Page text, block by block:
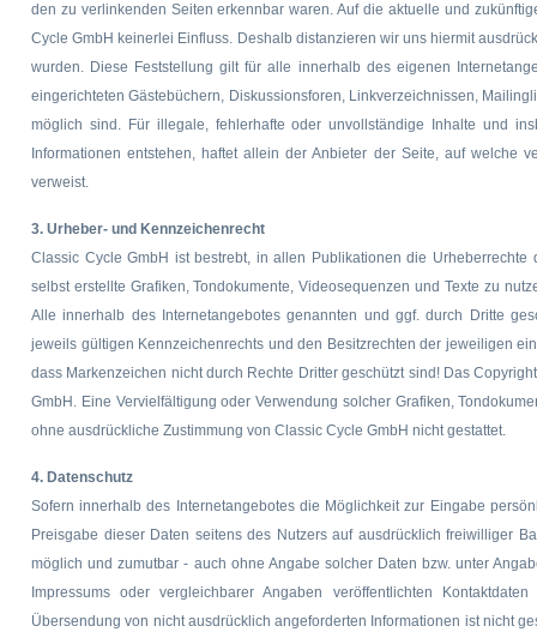
den zu verlinkenden Seiten erkennbar waren. Auf die aktuelle und
Cycle GmbH keinerlei Einfluss. Deshalb distanzieren wir uns hiermit
wurden. Diese Feststellung gilt für alle innerhalb des eigenen
eingerichteten Gästebüchern, Diskussionsforen, Linkverzeichnissen,
möglich sind. Für illegale, fehlerhafte oder unvollständige Inhalte und
Informationen entstehen, haftet allein der Anbieter der Seite, auf
verweist.
3. Urheber- und Kennzeichenrecht
Classic Cycle GmbH ist bestrebt, in allen Publikationen die
selbst erstellte Grafiken, Tondokumente, Videosequenzen und Texte zu
Alle innerhalb des Internetangebotes genannten und ggf. durch Dritte
jeweils gültigen Kennzeichenrechts und den Besitzrechten der jeweiligen
dass Markenzeichen nicht durch Rechte Dritter geschützt sind! Das
GmbH. Eine Vervielfältigung oder Verwendung solcher Grafiken,
ohne ausdrückliche Zustimmung von Classic Cycle GmbH nicht gestattet.
4. Datenschutz
Sofern innerhalb des Internetangebotes die Möglichkeit zur Eingabe
Preisgabe dieser Daten seitens des Nutzers auf ausdrücklich freiwilliger
möglich und zumutbar - auch ohne Angabe solcher Daten bzw. unter
Impressums oder vergleichbarer Angaben veröffentlichten
Übersendung von nicht ausdrücklich angeforderten Informationen ist nicht